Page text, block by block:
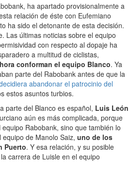
ha apartado provisionalmente a
relación de éste con Eufemiano
ha sido el detonante de esta decisión.
Las últimas noticias sobre el equipo
con respecto al dopaje ha
a multitud de ciclistas,
conforman el equipo Blanco. Ya
parte del Rabobank antes de que la
abandonar el patrocinio del
estos asuntos turbios.
parte del Blanco es español, Luis León
aún es más complicada, porque
Rabobank, sino que también lo
de Manolo Saiz, uno de los
Puerto. Y esa relación, y su posible
carrera de Luisle en el equipo